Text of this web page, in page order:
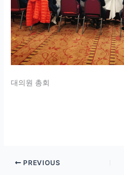
대의원 총회
PREVIOUS